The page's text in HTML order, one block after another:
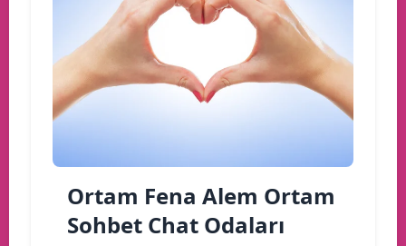
Ortam Fena Alem Ortam
Sohbet Chat Odaları